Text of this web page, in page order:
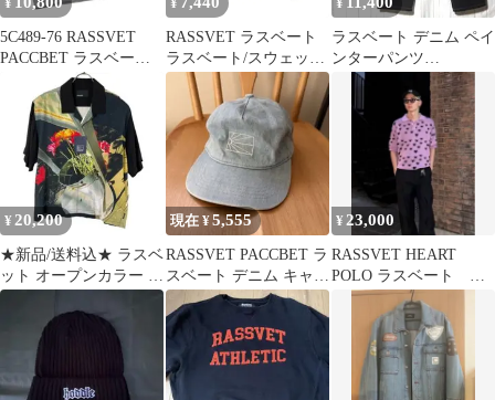
¥
5C489-76 RASSVET
PACCBET ラスベート
トップス XS
¥
RASSVET ラスベート
ラスベート/スウェット
サイズ:L フロントプリ
ント ブラック メンズ /
241005008093
¥
ラスベート デニム ペイ
ンターパンツ
RASSVET PACCBET ゴ
¥ 20,200
★新品/送料込★ ラスベ
ット オープンカラー シ
ャツ L
現在 ¥5,555
RASSVET PACCBET ラ
スベート デニム キャッ
プ ロンハーマン
¥ 23,000
RASSVET HEART
POLO ラスベート ハ
ートポロ ローズ ours